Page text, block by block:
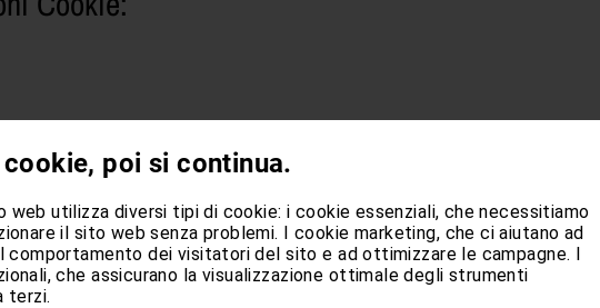
i cookie?
è possibile disattivare o cancellare l’uso dei cookie. La
o errato di alcuni siti web.
impostazioni:
poi si continua.
web utilizza diversi tipi di cookie: i cookie essenziali, che necessitiamo
il sito web senza problemi. I cookie marketing, che ci aiutano ad
comportamento dei visitatori del sito e ad ottimizzare le campagne. I
che assicurano la visualizzazione ottimale degli strumenti
terzi.